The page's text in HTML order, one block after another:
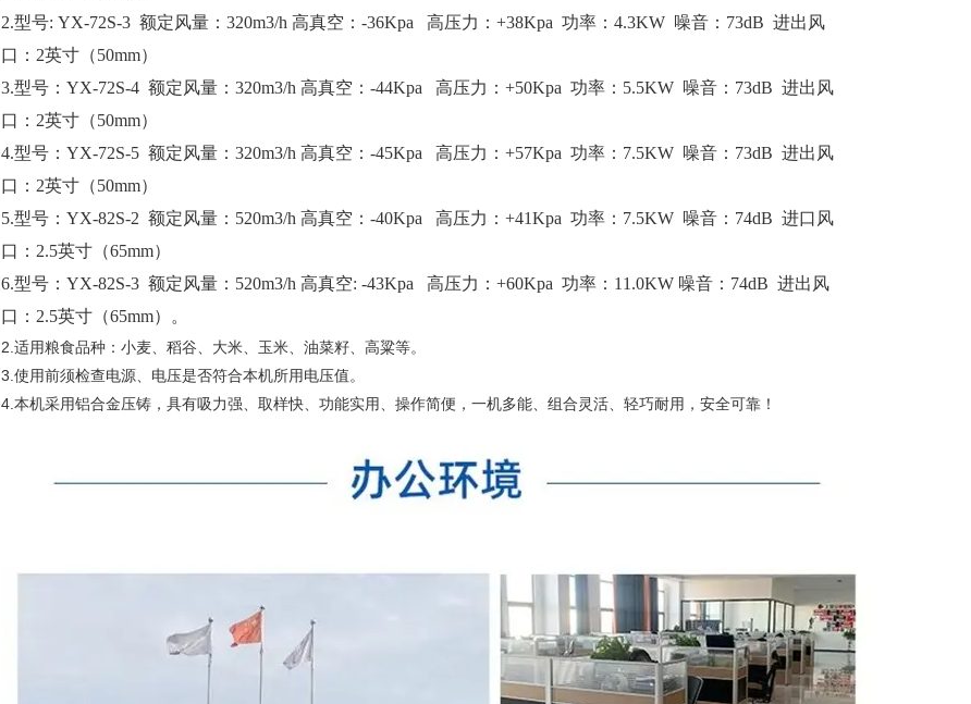
2.型号: YX-72S-3 额定风量：320m3/h 高真空：-36Kpa 高压力：+38Kpa 功率：4.3KW 噪音：73dB 进出风
口：2英寸（50mm）
3.型号：YX-72S-4 额定风量：320m3/h 高真空：-44Kpa 高压力：+50Kpa 功率：5.5KW 噪音：73dB 进出风
口：2英寸（50mm）
4.型号：YX-72S-5 额定风量：320m3/h 高真空：-45Kpa 高压力：+57Kpa 功率：7.5KW 噪音：73dB 进出风
口：2英寸（50mm）
5.型号：YX-82S-2 额定风量：520m3/h 高真空：-40Kpa 高压力：+41Kpa 功率：7.5KW 噪音：74dB 进口风
口：2.5英寸（65mm）
6.型号：YX-82S-3 额定风量：520m3/h 高真空: -43Kpa 高压力：+60Kpa 功率：11.0KW 噪音：74dB 进出风
口：2.5英寸（65mm）。
2.适用粮食品种：小麦、稻谷、大米、玉米、油菜籽、高粱等。
3.使用前须检查电源、电压是否符合本机所用电压值。
4.本机采用铝合金压铸，具有吸力强、取样快、功能实用、操作简便，一机多能、组合灵活、轻巧耐用，安全可靠！